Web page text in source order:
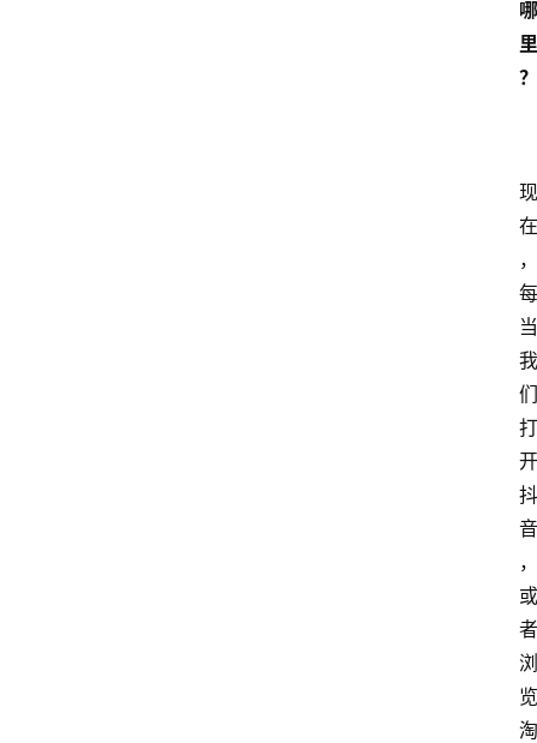
哪
里
？
现
在
，
每
当
我
们
打
开
抖
音
，
或
者
浏
览
淘